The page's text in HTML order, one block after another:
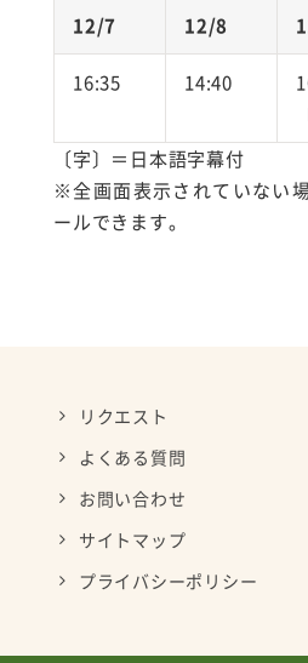
12/7 12/8
16:35 14:40
〔字〕＝日本語字幕付
※全画面表示されていない
ールできます。
リクエスト
よくある質問
お問い合わせ
サイトマップ
プライバシーポリシー